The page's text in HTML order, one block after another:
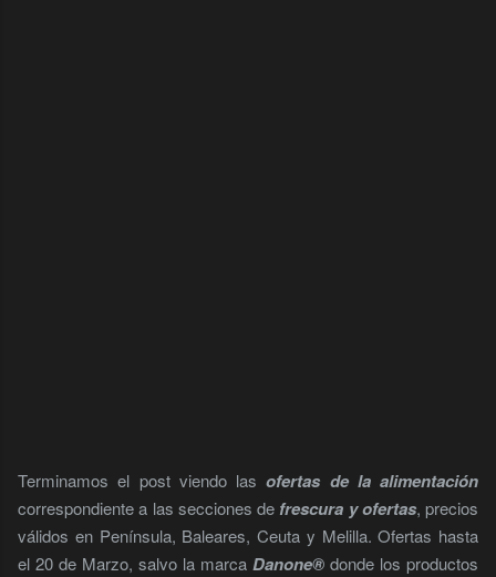
Terminamos el post viendo lasofertas de la alimentación
correspondiente a las secciones de frescura y ofertas, precios
válidos en Península, Baleares, Ceuta y Melilla. Ofertas hasta
el 20 de Marzo, salvo la marca Danone® donde los productos